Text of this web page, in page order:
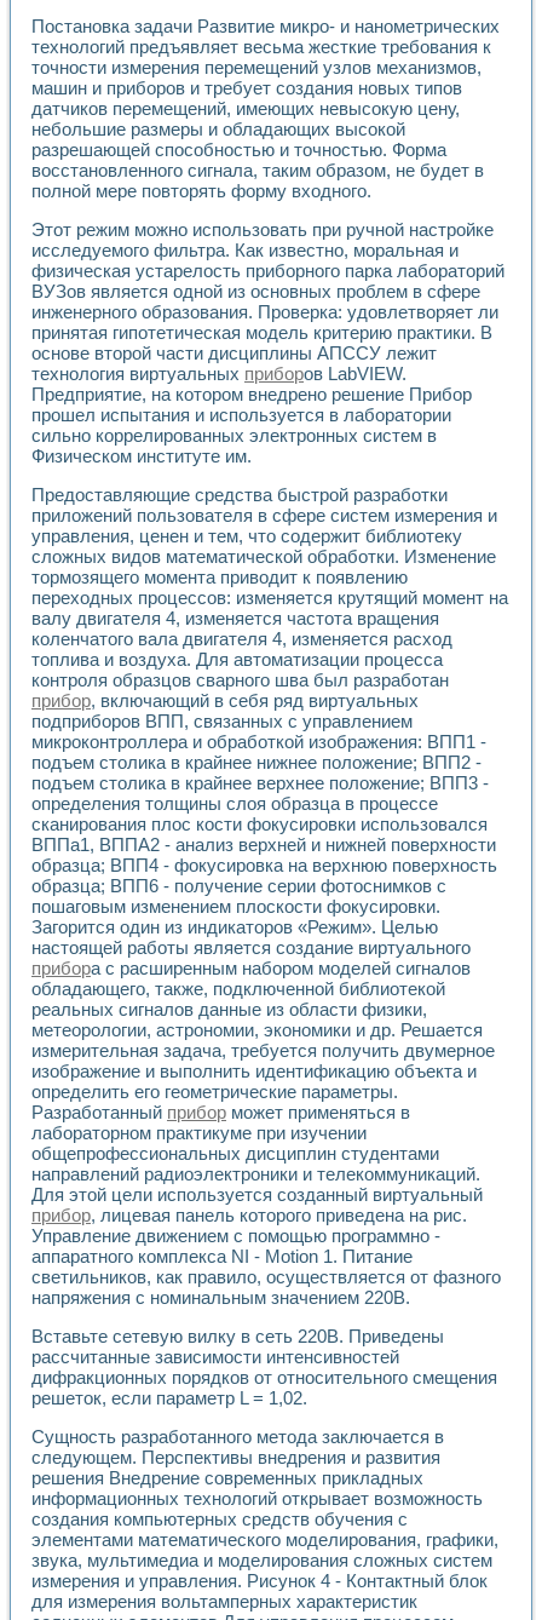
Создание виртуальной работы «Изучение магнитных
Обратный маятник
Устройство для изучения основ интерфейсов обмена по
Лабораторный практикум: изучение адиабатического
Стенд для исследования электрических переходных
Система статистической обработки результатов
Автоматизация лазерно-плазменных измерений с
Модельно-измерительный комплекс. Назначение. Состав.
Учебный практикум "Спектральный и корреляционный
Учебный стенд для исследования принципа действия
Оборудование и программное обеспечение учебных
Виртуальный лабораторный практикум для изучения
Управление роботом ТУР-10 средствами LabVIEW
Аппаратно-программный комплекс для исследования
Автоматизированный дистанционный лабораторный
Исследование возможности реставрации одномерных
Использование технологий NATIONAL INSTRUMENTS в
Разработка модификаций алгоритма полигармонической
Учебный стенд для исследования принципа действия
Виртуальная система поддержки принимаемых решений в
Преемственность дисциплин «Моделирование систем» и
Универсальный стенд для исследования электрических
Лабораторные практикумы по информационно-
Виртуальный измеритель частотных характеристик на
Лабораторный практикум по основам теории Коммутации
Разработка виртуальной лабораторной работы
Виртуальные практикумы по электротехнике в среде
Из опыта внедрения в рамках национального проекта
Исследование эффективности решателей
Опыт разработки LabVIEW лабораторных практикумов
Проблемы повышения качества образования и
Развитие LabVIEW лабораторного практикума по
Разработка виртуальной лаборатории по электротехнике
Усовершенствованные алгоритмы частотного анализа
Об опыте работы учебного центра «Технологии
Технологии NI в магистерской программе «Прикладная
Система диагностики двигателей постоянного тока
Автоматизированный стенд формирования
Лабораторный практикум по курсу ИИС на базе
Партнеры
Академические и отраслевые институты
Учебные заведения
Бизнес
Контакты
Постановка задачи Развитие микро- и нанометрических
технологий предъявляет весьма жесткие требования к
точности измерения перемещений узлов механизмов,
машин и приборов и требует создания новых типов
датчиков перемещений, имеющих невысокую цену,
небольшие размеры и обладающих высокой
разрешающей способностью и точностью. Форма
восстановленного сигнала, таким образом, не будет в
полной мере повторять форму входного.
Этот режим можно использовать при ручной настройке
исследуемого фильтра. Как известно, моральная и
физическая устарелость приборного парка лабораторий
ВУЗов является одной из основных проблем в сфере
инженерного образования. Проверка: удовлетворяет ли
принятая гипотетическая модель критерию практики. В
основе второй части дисциплины АПССУ лежит
технология виртуальных приборов LabVIEW.
Предприятие, на котором внедрено решение Прибор
прошел испытания и используется в лаборатории
сильно коррелированных электронных систем в
Физическом институте им.
Предоставляющие средства быстрой разработки
приложений пользователя в сфере систем измерения и
управления, ценен и тем, что содержит библиотеку
сложных видов математической обработки. Изменение
тормозящего момента приводит к появлению
переходных процессов: изменяется крутящий момент на
валу двигателя 4, изменяется частота вращения
коленчатого вала двигателя 4, изменяется расход
топлива и воздуха. Для автоматизации процесса
контроля образцов сварного шва был разработан
прибор, включающий в себя ряд виртуальных
подприборов ВПП, связанных с управлением
микроконтроллера и обработкой изображения: ВПП1 -
подъем столика в крайнее нижнее положение; ВПП2 -
подъем столика в крайнее верхнее положение; ВПП3 -
определения толщины слоя образца в процессе
сканирования плос кости фокусировки использовался
ВППа1, ВППА2 - анализ верхней и нижней поверхности
образца; ВПП4 - фокусировка на верхнюю поверхность
образца; ВПП6 - получение серии фотоснимков с
пошаговым изменением плоскости фокусировки.
Загорится один из индикаторов «Режим». Целью
настоящей работы является создание виртуального
прибора с расширенным набором моделей сигналов
обладающего, также, подключенной библиотекой
реальных сигналов данные из области физики,
метеорологии, астрономии, экономики и др. Решается
измерительная задача, требуется получить двумерное
изображение и выполнить идентификацию объекта и
определить его геометрические параметры.
Разработанный прибор может применяться в
лабораторном практикуме при изучении
общепрофессиональных дисциплин студентами
направлений радиоэлектроники и телекоммуникаций.
Для этой цели используется созданный виртуальный
прибор, лицевая панель которого приведена на рис.
Управление движением с помощью программно -
аппаратного комплекса NI - Motion 1. Питание
светильников, как правило, осуществляется от фазного
напряжения с номинальным значением 220В.
Вставьте сетевую вилку в сеть 220В. Приведены
рассчитанные зависимости интенсивностей
дифракционных порядков от относительного смещения
решеток, если параметр L = 1,02.
Сущность разработанного метода заключается в
следующем. Перспективы внедрения и развития
решения Внедрение современных прикладных
информационных технологий открывает возможность
создания компьютерных средств обучения с
элементами математического моделирования, графики,
звука, мультимедиа и моделирования сложных систем
измерения и управления. Рисунок 4 - Контактный блок
для измерения вольтамперных характеристик